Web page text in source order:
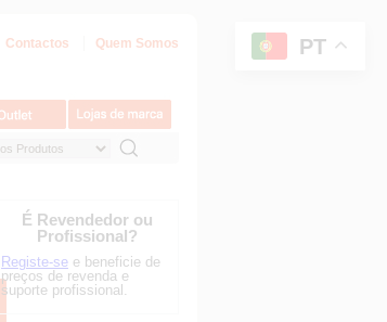
PT
Contactos Quem Somos
É Revendedor ou
Profissional?
Registe-se e beneficie de
preços de revenda e
suporte profissional.